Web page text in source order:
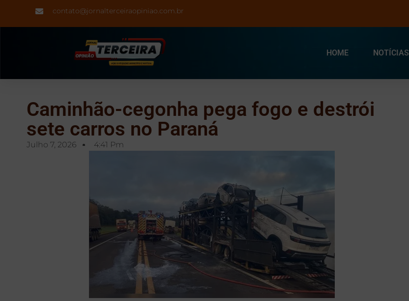
contato@jornalterceiraopiniao.com.br
HOME NOTÍCIAS
Caminhão-cegonha pega fogo e destrói
sete carros no Paraná
Julho 7, 2026 4:41 Pm